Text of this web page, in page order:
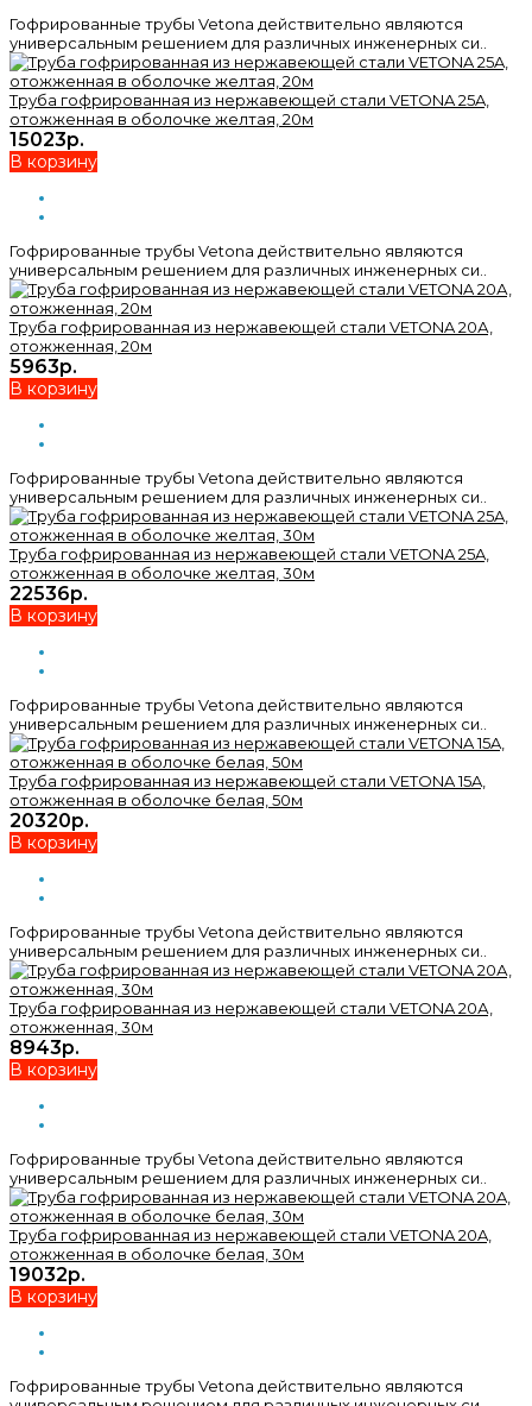
Гофрированные трубы Vetona действительно являются
универсальным решением для различных инженерных си..
Труба гофрированная из нержавеющей стали VETONA 25A,
отожженная в оболочке желтая, 20м
15023р.
В корзину
Гофрированные трубы Vetona действительно являются
универсальным решением для различных инженерных си..
Труба гофрированная из нержавеющей стали VETONA 20А,
отожженная, 20м
5963р.
В корзину
Гофрированные трубы Vetona действительно являются
универсальным решением для различных инженерных си..
Труба гофрированная из нержавеющей стали VETONA 25A,
отожженная в оболочке желтая, 30м
22536р.
В корзину
Гофрированные трубы Vetona действительно являются
универсальным решением для различных инженерных си..
Труба гофрированная из нержавеющей стали VETONA 15A,
отожженная в оболочке белая, 50м
20320р.
В корзину
Гофрированные трубы Vetona действительно являются
универсальным решением для различных инженерных си..
Труба гофрированная из нержавеющей стали VETONA 20А,
отожженная, 30м
8943р.
В корзину
Гофрированные трубы Vetona действительно являются
универсальным решением для различных инженерных си..
Труба гофрированная из нержавеющей стали VETONA 20A,
отожженная в оболочке белая, 30м
19032р.
В корзину
Гофрированные трубы Vetona действительно являются